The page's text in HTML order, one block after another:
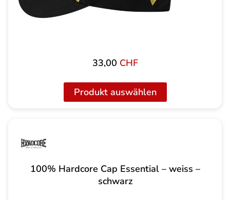
33,00 CHF
Produkt auswählen
100% Hardcore Cap Essential – weiss –
schwarz